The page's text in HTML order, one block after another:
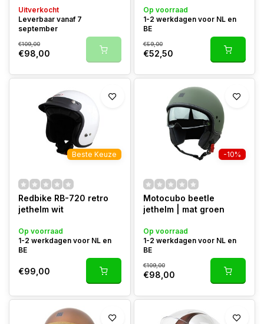
Uitverkocht
Leverbaar vanaf 7
september
€109,00
€98,00
Op voorraad
1-2 werkdagen voor NL en
BE
€59,00
€52,50
Beste Keuze
Redbike RB-720 retro
jethelm wit
Op voorraad
1-2 werkdagen voor NL en
BE
€99,00
-10%
Motocubo beetle
jethelm | mat groen
Op voorraad
1-2 werkdagen voor NL en
BE
€109,00
€98,00